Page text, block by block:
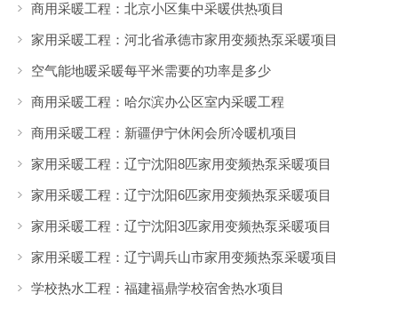
商用采暖工程：北京小区集中采暖供热项目
家用采暖工程：河北省承德市家用变频热泵采暖项目
空气能地暖采暖每平米需要的功率是多少
商用采暖工程：哈尔滨办公区室内采暖工程
商用采暖工程：新疆伊宁休闲会所冷暖机项目
家用采暖工程：辽宁沈阳8匹家用变频热泵采暖项目
家用采暖工程：辽宁沈阳6匹家用变频热泵采暖项目
家用采暖工程：辽宁沈阳3匹家用变频热泵采暖项目
家用采暖工程：辽宁调兵山市家用变频热泵采暖项目
学校热水工程：福建福鼎学校宿舍热水项目